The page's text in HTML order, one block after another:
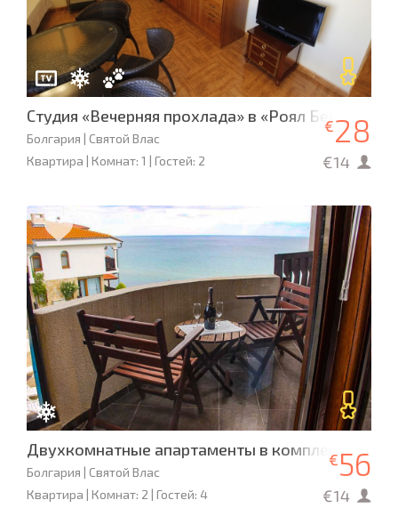
Студия «Вечерняя прохлада» в «Роял Бей 2»
Болгария | Святой Влас
Квартира | Комнат: 1 | Гостей: 2
€28
€14
Двухкомнатные апартаменты в комплексе Sun
Болгария | Святой Влас
Квартира | Комнат: 2 | Гостей: 4
€56
€14